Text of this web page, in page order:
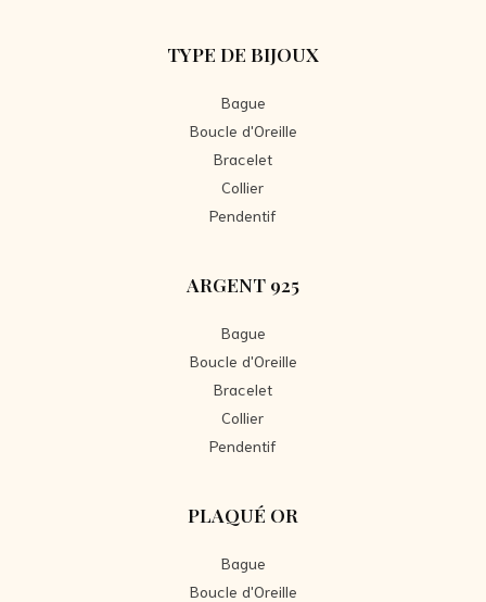
TYPE DE BIJOUX
Bague
Boucle d'Oreille
Bracelet
Collier
Pendentif
ARGENT 925
Bague
Boucle d'Oreille
Bracelet
Collier
Pendentif
PLAQUÉ OR
Bague
Boucle d'Oreille